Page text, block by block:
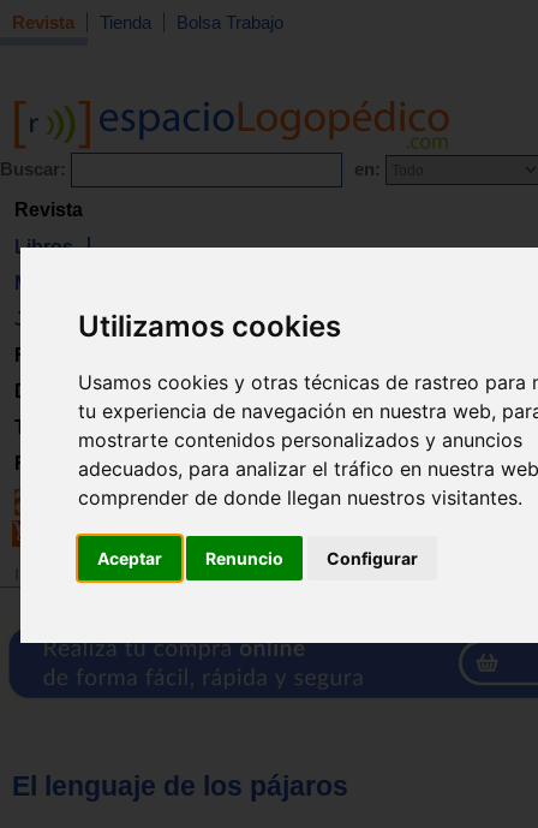
Utilizamos cookies
Usamos cookies y otras técnicas de rastreo para
tu experiencia de navegación en nuestra web,
mostrarte contenidos personalizados y anuncios
adecuados, para analizar el tráfico en nuestra
comprender de donde llegan nuestros visitantes.
Aceptar Renuncio Configurar
Revista Tienda Bolsa Trabajo
Buscar: en:
Revista
Libros
Material
Juguetes
Formación
Directorio
Trabajo
Registro
Revista
El lenguaje de los pájaros